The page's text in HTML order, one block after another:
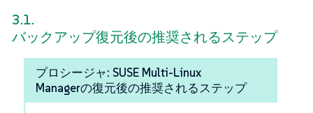
3.1.
バックアップ復元後の推奨されるステップ
プロシージャ: SUSE Multi-Linux
Managerの復元後の推奨されるステップ